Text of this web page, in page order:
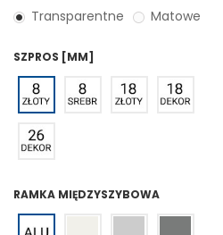
Transparentne Matowe
SZPROS [MM]
RAMKA MIĘDZYSZYBOWA